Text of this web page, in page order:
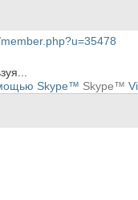
Skype™